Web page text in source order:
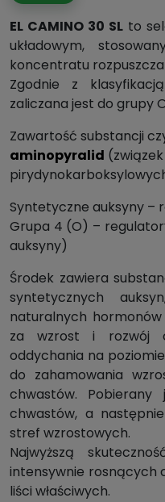
EL CAMINO 30 SL to
układowym,
koncentratu
Zgodnie z
zaliczana jest do grupy
Zawartość substancji
aminopyralid
Syntetyczne auksyny –
Grupa 4 (O) –
auksyny)
Środek zawiera
syntetycznych
naturalnych
za wzrost i rozwój
oddychania na
do zahamowania
chwastów.
chwastów, a
stref wzrostowych.
Najwyższą
intensywnie rosnących
liści właściwych.